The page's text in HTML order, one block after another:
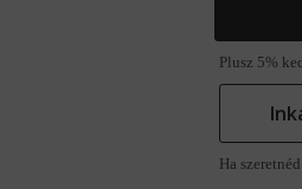
Plusz 5%
Ha